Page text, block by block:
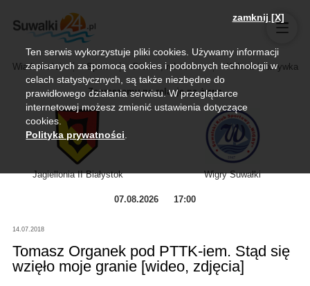
Wiadomości Sport Biznes, rolnictwo Kultura i rozrywka
Zapraszamy na relację na żywo
Jagiellonia II Białystok Wigry Suwałki
07.08.2026 17:00
14.07.2018
Tomasz Organek pod PTTK-iem. Stąd się
wzięło moje granie [wideo, zdjęcia]
zamknij [X]
Ten serwis wykorzystuje pliki cookies. Używamy informacji
zapisanych za pomocą cookies i podobnych technologii w
celach statystycznych, są także niezbędne do
prawidłowego działania serwisu. W przeglądarce
internetowej możesz zmienić ustawienia dotyczące
cookies.
Polityka prywatności